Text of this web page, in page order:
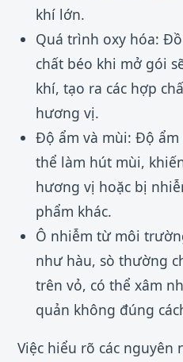
khí lớn.
Quá trình oxy hóa:
chất béo khi mở gói
khí, tạo ra các hợp
hương vị.
Độ ẩm và mùi: Độ
thể làm hút mùi,
hương vị hoặc bị
phẩm khác.
Ô nhiễm từ môi
như hàu, sò thường
trên vỏ, có thể xâm
quản không đúng
Việc hiểu rõ các nguyên